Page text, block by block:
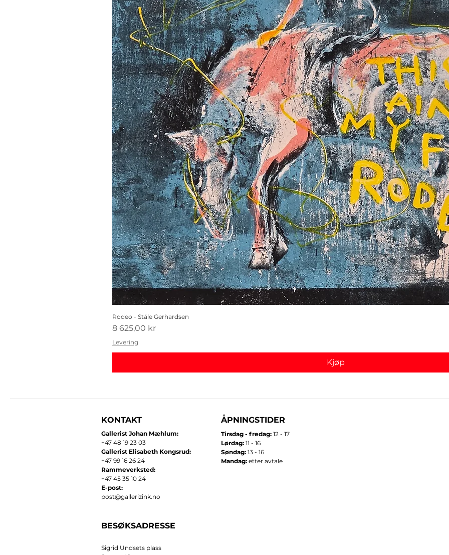
Rodeo - Ståle Gerhardsen
Pris
8 625,00 kr
Levering
Kjøp
KONTAKT
Gallerist Johan Mæhlum:
+47 48 19 23 03
Gallerist Elisabeth Kongsrud:
+47 99 16 26 24
Rammeverksted:
+47 45 35 10 24
E-post:
post@gallerizink.no
ÅPNINGSTIDER
Tirsdag - fredag: 12 - 17
Lørdag: 11 - 16
Søndag: 13 - 16
​Mandag: etter avtale
BESØKSADRESSE
Sigrid Undsets plass